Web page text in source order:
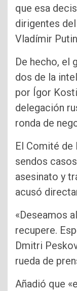
que esa
dirigentes
Vladímir
De hecho, el
dos de la
por Ígor
delegación
ronda de
El Comité de
sendos
asesinato y
acusó
«Deseamos
recupere.
Dmitri
rueda de
Añadió que